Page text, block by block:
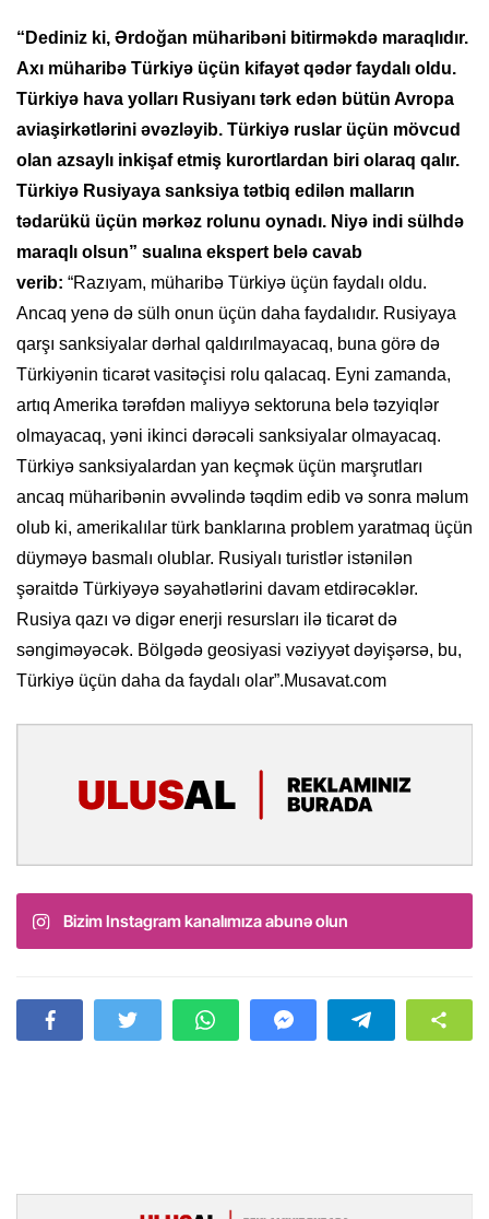
“Dediniz ki, Ərdoğan müharibəni bitirməkdə maraqlıdır.
Axı müharibə Türkiyə üçün kifayət qədər faydalı oldu.
Türkiyə hava yolları Rusiyanı tərk edən bütün Avropa
aviaşirkətlərini əvəzləyib. Türkiyə ruslar üçün mövcud
olan azsaylı inkişaf etmiş kurortlardan biri olaraq qalır.
Türkiyə Rusiyaya sanksiya tətbiq edilən malların
tədarükü üçün mərkəz rolunu oynadı. Niyə indi sülhdə
maraqlı olsun” sualına ekspert belə cavab
verib: “Razıyam, müharibə Türkiyə üçün faydalı oldu.
Ancaq yenə də sülh onun üçün daha faydalıdır. Rusiyaya
qarşı sanksiyalar dərhal qaldırılmayacaq, buna görə də
Türkiyənin ticarət vasitəçisi rolu qalacaq. Eyni zamanda,
artıq Amerika tərəfdən maliyyə sektoruna belə təzyiqlər
olmayacaq, yəni ikinci dərəcəli sanksiyalar olmayacaq.
Türkiyə sanksiyalardan yan keçmək üçün marşrutları
ancaq müharibənin əvvəlində təqdim edib və sonra məlum
olub ki, amerikalılar türk banklarına problem yaratmaq üçün
düyməyə basmalı olublar. Rusiyalı turistlər istənilən
şəraitdə Türkiyəyə səyahətlərini davam etdirəcəklər.
Rusiya qazı və digər enerji resursları ilə ticarət də
səngiməyəcək. Bölgədə geosiyasi vəziyyət dəyişərsə, bu,
Türkiyə üçün daha da faydalı olar”.Musavat.com
Bizim Instagram kanalımıza abunə olun